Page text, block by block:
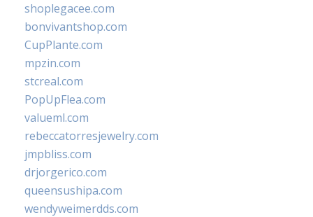
shoplegacee.com
bonvivantshop.com
CupPlante.com
mpzin.com
stcreal.com
PopUpFlea.com
valueml.com
rebeccatorresjewelry.com
jmpbliss.com
drjorgerico.com
queensushipa.com
wendyweimerdds.com